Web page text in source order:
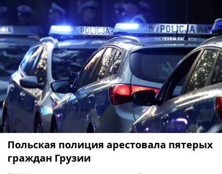
Польская полиция арестовала пятерых
граждан Грузии